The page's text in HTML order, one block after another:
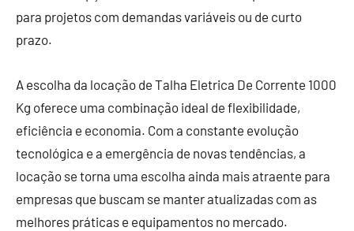
para projetos com demandas variáveis ou de curto
prazo.
A escolha da locação de Talha Eletrica De Corrente 1000
Kg oferece uma combinação ideal de flexibilidade,
eficiência e economia. Com a constante evolução
tecnológica e a emergência de novas tendências, a
locação se torna uma escolha ainda mais atraente para
empresas que buscam se manter atualizadas com as
melhores práticas e equipamentos no mercado.